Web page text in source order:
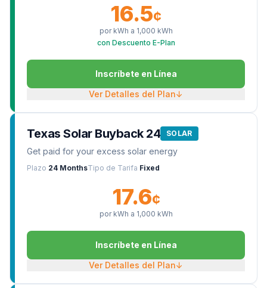
16.5¢
por kWh a 1,000 kWh
con Descuento E-Plan
Inscríbete en Línea
Ver Detalles del Plan↓
Texas Solar Buyback 24 SOLAR
Get paid for your excess solar energy
Plazo 24 MonthsTipo de Tarifa Fixed
17.6¢
por kWh a 1,000 kWh
Inscríbete en Línea
Ver Detalles del Plan↓